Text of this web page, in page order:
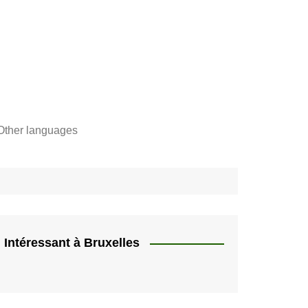
languages
Español
Intéressant à Bruxelles